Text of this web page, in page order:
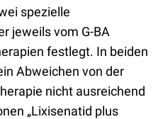
spezielle
jeweils vom G-BA
festlegt. In beiden
Abweichen von der
nicht ausreichend
„Lixisenatid plus